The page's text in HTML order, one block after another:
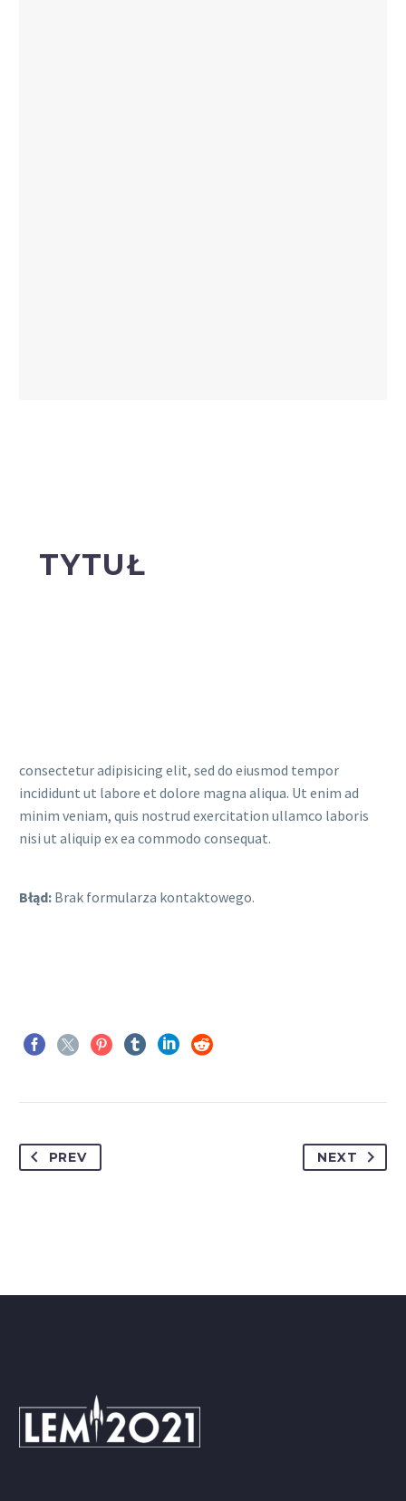
TYTUŁ
consectetur adipisicing elit, sed do eiusmod tempor
incididunt ut labore et dolore magna aliqua. Ut enim ad
minim veniam, quis nostrud exercitation ullamco laboris
nisi ut aliquip ex ea commodo consequat.
Błąd: Brak formularza kontaktowego.
PREV NEXT